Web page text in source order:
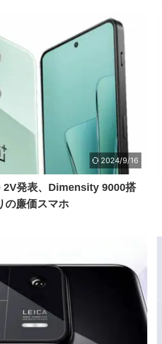
2024/9/16
発表、Dimensity 9000搭
の廉価スマホ